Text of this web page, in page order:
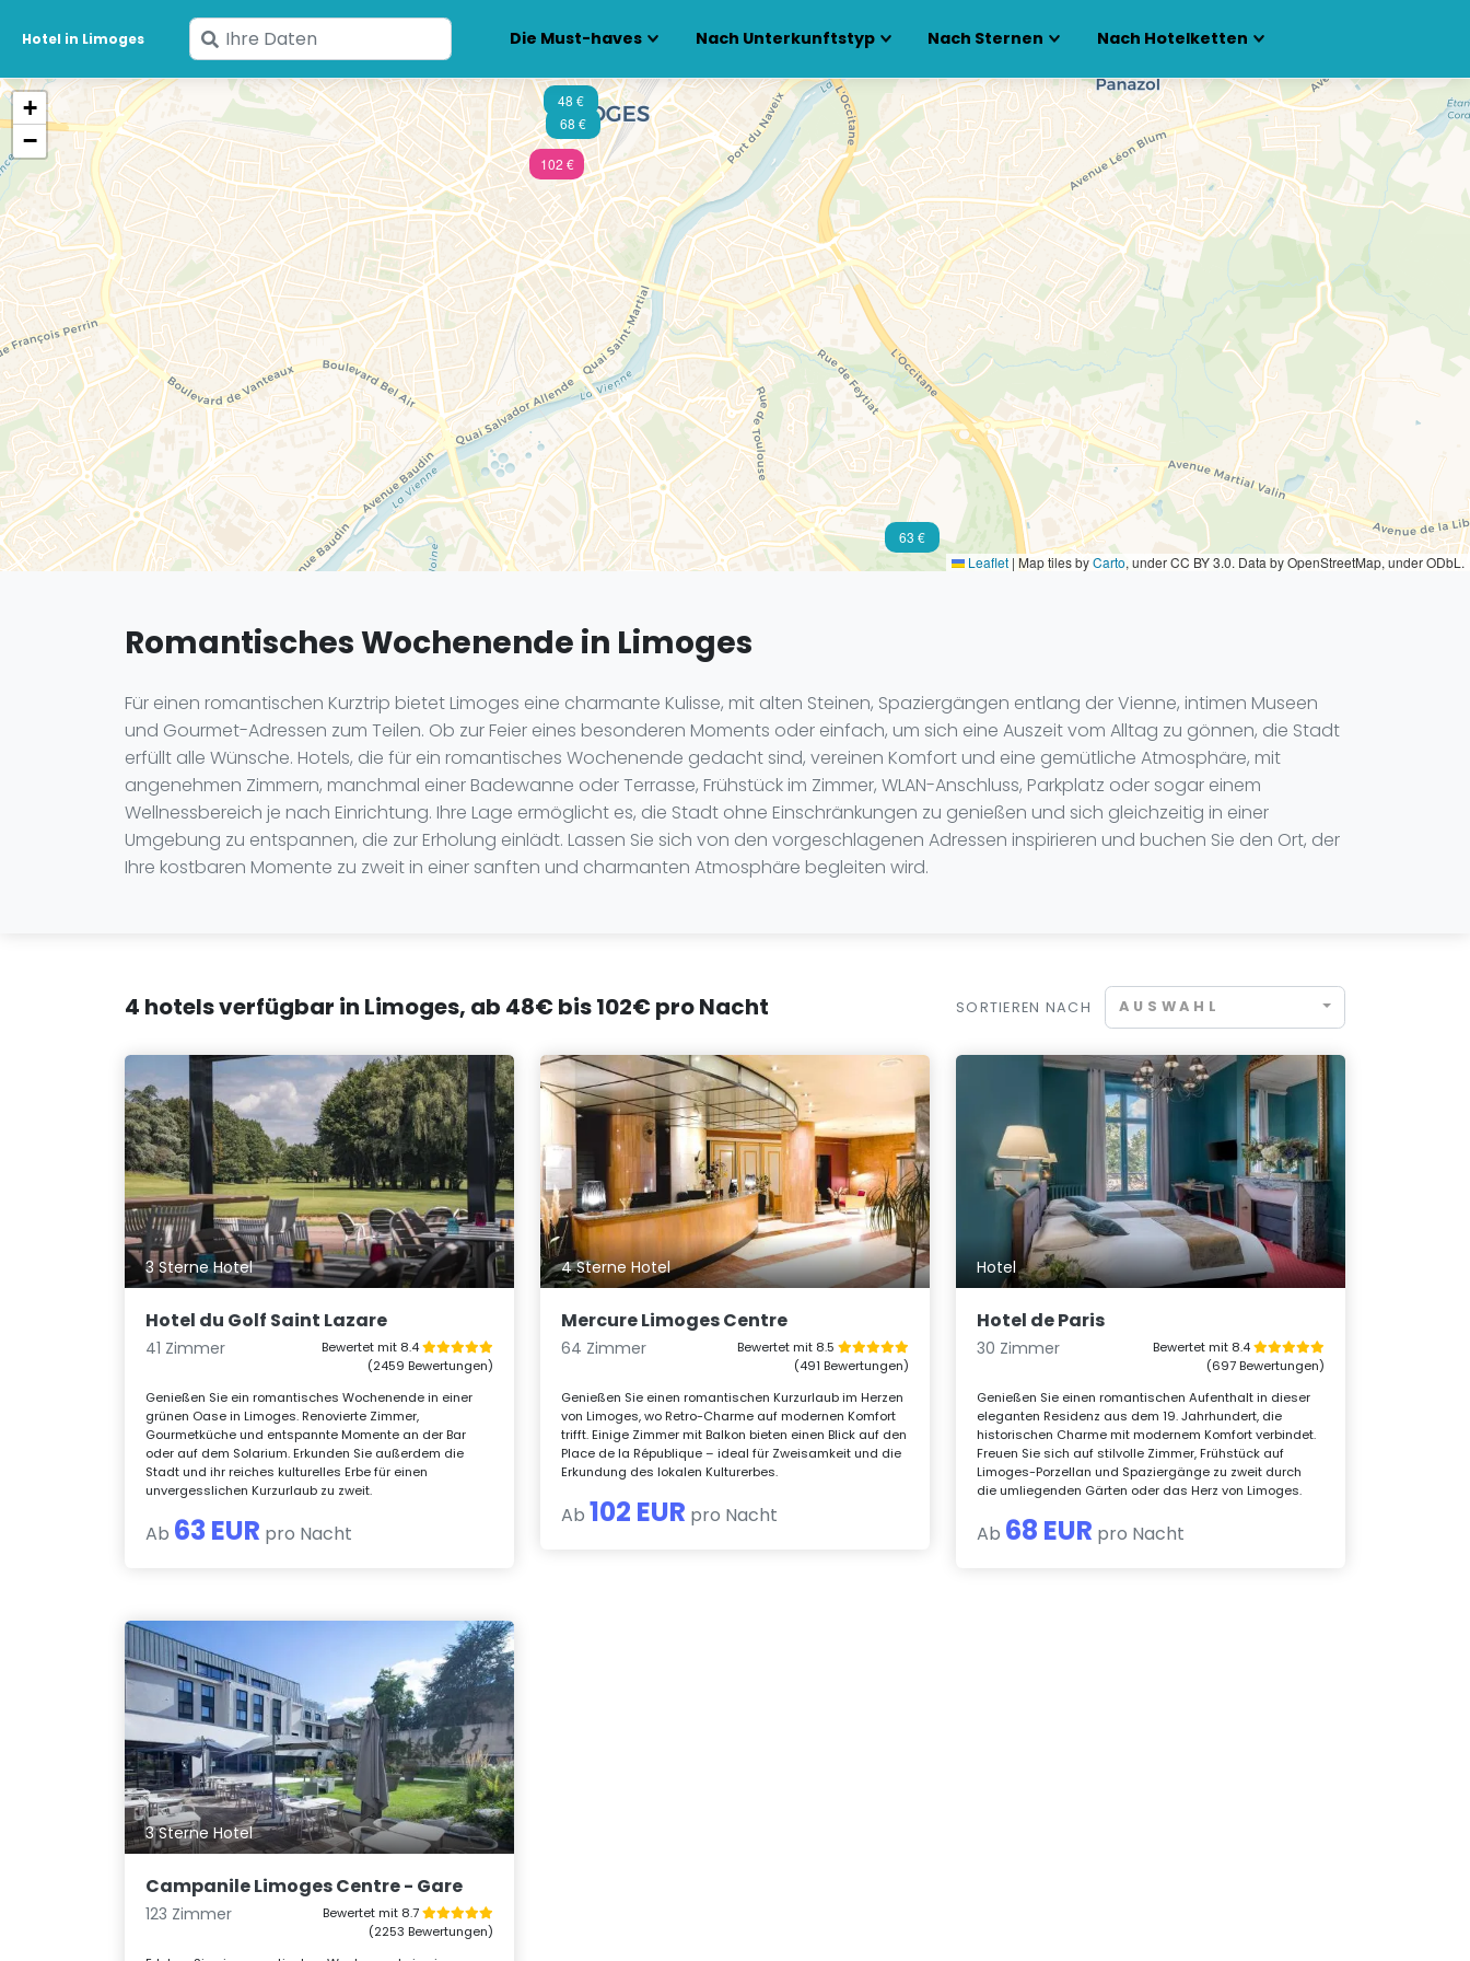
Hotel in Limoges
Geben
Sie
Ihre
Daten
ein
Die Must-haves Nach Unterkunftstyp Nach Sternen Nach Hotelketten
102 €
63 €
68 €
48 €
+
−
Leaflet | Map tiles byCarto, under CC BY 3.0. Data by OpenStreetMap, under ODbL.
Romantisches Wochenende in Limoges
Für einen romantischen Kurztrip bietet Limoges eine charmante Kulisse, mit alten Steinen, Spaziergängen entlang der Vienne, intimen Museen
und Gourmet-Adressen zum Teilen. Ob zur Feier eines besonderen Moments oder einfach, um sich eine Auszeit vom Alltag zu gönnen, die Stadt
erfüllt alle Wünsche. Hotels, die für ein romantisches Wochenende gedacht sind, vereinen Komfort und eine gemütliche Atmosphäre, mit
angenehmen Zimmern, manchmal einer Badewanne oder Terrasse, Frühstück im Zimmer, WLAN-Anschluss, Parkplatz oder sogar einem
Wellnessbereich je nach Einrichtung. Ihre Lage ermöglicht es, die Stadt ohne Einschränkungen zu genießen und sich gleichzeitig in einer
Umgebung zu entspannen, die zur Erholung einlädt. Lassen Sie sich von den vorgeschlagenen Adressen inspirieren und buchen Sie den Ort, der
Ihre kostbaren Momente zu zweit in einer sanften und charmanten Atmosphäre begleiten wird.
4 hotels verfügbar in Limoges, ab 48€ bis 102€ pro Nacht SORTIEREN NACH AUSWAHL
3 Sterne Hotel
Hotel du Golf Saint Lazare
41 Zimmer
Bewertet mit 8.4
(2459 Bewertungen)
Genießen Sie ein romantisches Wochenende in einer
grünen Oase in Limoges. Renovierte Zimmer,
Gourmetküche und entspannte Momente an der Bar
oder auf dem Solarium. Erkunden Sie außerdem die
Stadt und ihr reiches kulturelles Erbe für einen
unvergesslichen Kurzurlaub zu zweit.
Ab 63 EUR pro Nacht
4 Sterne Hotel
Mercure Limoges Centre
64 Zimmer
Bewertet mit 8.5
(491 Bewertungen)
Genießen Sie einen romantischen Kurzurlaub im Herzen
von Limoges, wo Retro-Charme auf modernen Komfort
trifft. Einige Zimmer mit Balkon bieten einen Blick auf den
Place de la République – ideal für Zweisamkeit und die
Erkundung des lokalen Kulturerbes.
Ab 102 EUR pro Nacht
Hotel
Hotel de Paris
30 Zimmer
Bewertet mit 8.4
(697 Bewertungen)
Genießen Sie einen romantischen Aufenthalt in dieser
eleganten Residenz aus dem 19. Jahrhundert, die
historischen Charme mit modernem Komfort verbindet.
Freuen Sie sich auf stilvolle Zimmer, Frühstück auf
Limoges-Porzellan und Spaziergänge zu zweit durch
die umliegenden Gärten oder das Herz von Limoges.
Ab 68 EUR pro Nacht
3 Sterne Hotel
Campanile Limoges Centre - Gare
123 Zimmer
Bewertet mit 8.7
(2253 Bewertungen)